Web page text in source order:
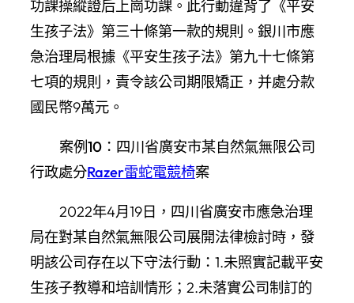
功課操縱證后上崗功課。此行動違背了《平安
生孩子法》第三十條第一款的規則。銀川市應
急治理局根據《平安生孩子法》第九十七條第
七項的規則，責令該公司期限矯正，并處分款
國民幣9萬元。
案例10：四川省廣安市某自然氣無限公司
行政處分Razer雷蛇電競椅案
2022年4月19日，四川省廣安市應急治理
局在對某自然氣無限公司展開法律檢討時，發
明該公司存在以下守法行動：1.未照實記載平安
生孩子教導和培訓情形；2.未落實公司制訂的